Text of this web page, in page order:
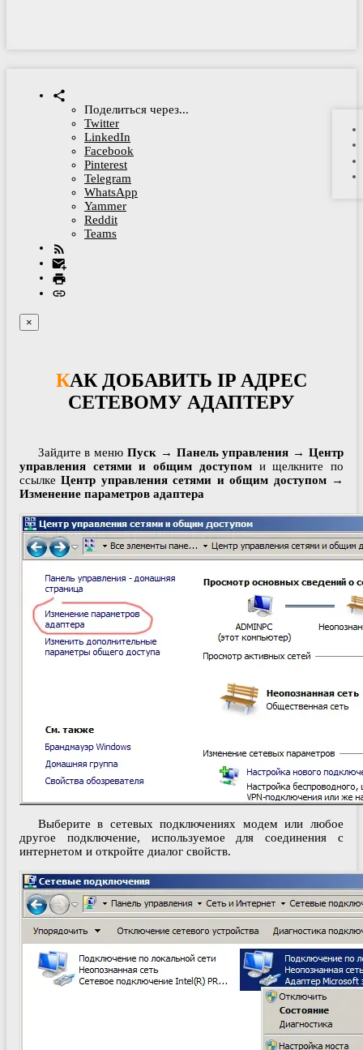
Поделиться через...
Twitter
LinkedIn
Facebook
Pinterest
Telegram
WhatsApp
Yammer
Reddit
Teams
×
КАК ДОБАВИТЬ IP АДРЕС
СЕТЕВОМУ АДАПТЕРУ
Зайдите в меню Пуск → Панель управления → Центр
управления сетями и общим доступом и щелкните по
ссылкеЦентр управления сетями и общим доступом →
Изменение параметров адаптера
Выберите в сетевых подключениях модем или любое
другое подключение, используемое для соединения с
интернетом и откройте диалог свойств.